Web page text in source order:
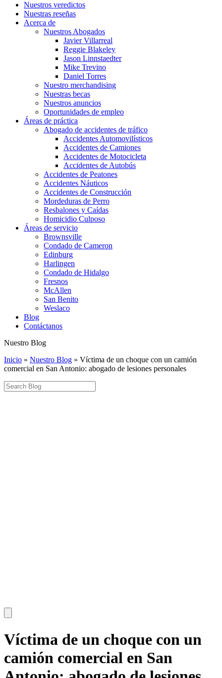
Nuestros veredictos
Nuestras reseñas
Acerca de
Nuestros Abogados
Javier Villarreal
Reggie Blakeley
Jason Linnstaedter
Mike Trevino
Daniel Torres
Nuestro merchandising
Nuestras becas
Nuestros anuncios
Oportunidades de empleo
Áreas de práctica
Abogado de accidentes de tráfico
Accidentes Automovilísticos
Accidentes de Camiones
Accidentes de Motocicleta
Accidentes de Autobús
Accidentes de Peatones
Accidentes Náuticos
Accidentes de Construcción
Mordeduras de Perro
Resbalones y Caídas
Homicidio Culposo
Áreas de servicio
Brownsville
Condado de Cameron
Edinburg
Harlingen
Condado de Hidalgo
Fresnos
McAllen
San Benito
Weslaco
Blog
Contáctanos
Nuestro Blog
Inicio » Nuestro Blog » Víctima de un choque con un camión
comercial en San Antonio: abogado de lesiones personales
Víctima de un choque con un
camión comercial en San